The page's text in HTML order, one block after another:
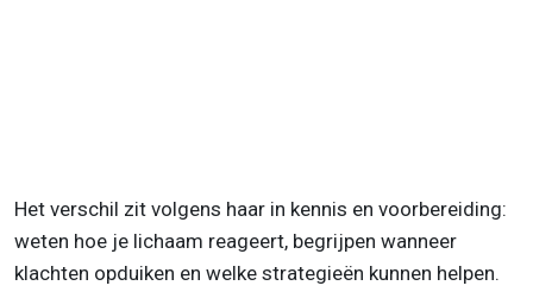
Het verschil zit volgens haar in kennis en voorbereiding:
weten hoe je lichaam reageert, begrijpen wanneer
klachten opduiken en welke strategieën kunnen helpen.